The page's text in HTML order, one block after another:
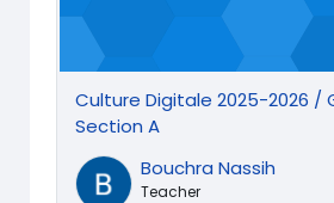
Culture Digitale 2025-2026 /
Section A
Bouchra Nassih
Teacher